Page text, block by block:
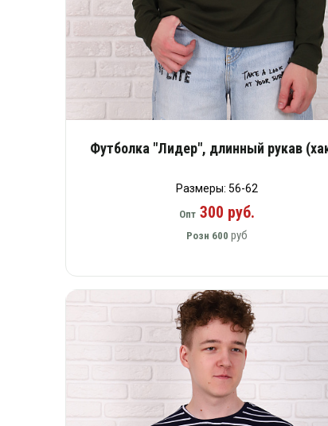
Футболка "Лидер", длинный рукав
Размеры: 56-62
Опт300 руб.
Розн 600 руб